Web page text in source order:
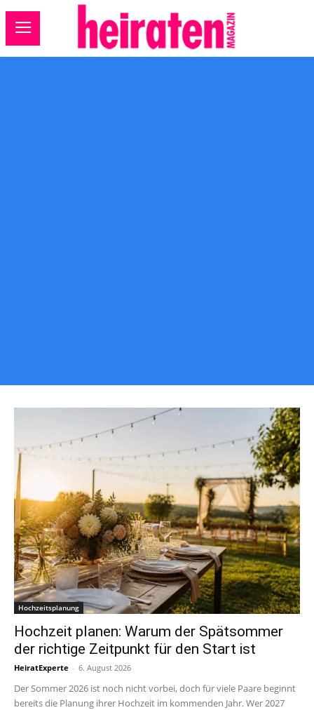
Hochzeitsplanung
Hochzeit planen: Warum der Spätsommer
der richtige Zeitpunkt für den Start ist
HeiratExperte - 6. August 2026
Der Sommer 2026 ist noch nicht vorbei, doch für viele Paare beginnt
bereits die Planung ihrer Hochzeit im kommenden Jahr. Wer 2027